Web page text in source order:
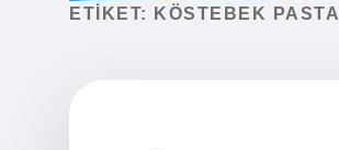
ETIKET: KÖSTEBEK